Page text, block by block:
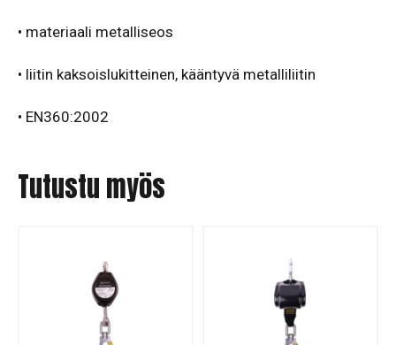
• materiaali metalliseos
• liitin kaksoislukitteinen, kääntyvä metalliliitin
• EN360:2002
Tutustu myös